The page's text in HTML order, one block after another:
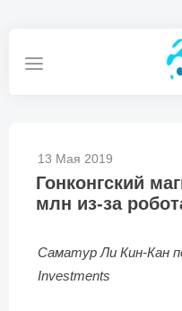
13 Мая 2019
Гонконгский
млн из-за
Саматур Ли Кин-Кан
Investments